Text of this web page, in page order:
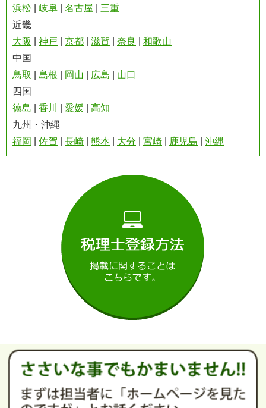
浜松
岐阜 名古屋
三重
近畿
大阪
神戸 京都 滋賀 奈良
和歌山
中国
鳥取
島根 岡山 広島
山口
四国
徳島
香川 愛媛
高知
九州・沖縄
福岡
佐賀 長崎 熊本 大分 宮崎 鹿児島 沖縄